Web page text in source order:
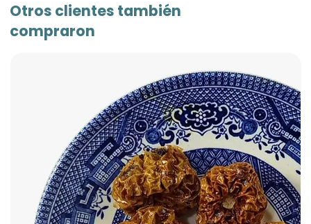
Otros clientes también
compraron